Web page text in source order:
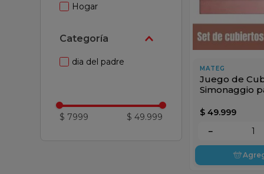
Hogar
Categoría
dia del padre
$ 7999 $ 49.999
MATEG
Juego de
Simonaggio
$ 49.999
－